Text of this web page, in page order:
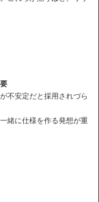
不安定だと採用されづら
緒に仕様を作る発想が重